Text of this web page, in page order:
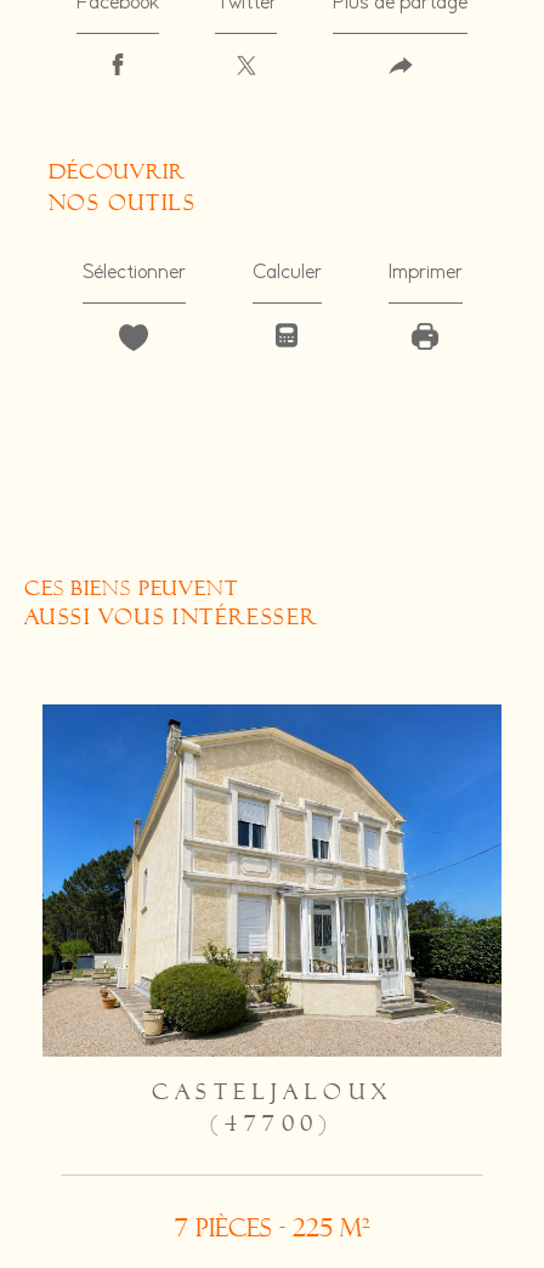
découvrir
nos outils
Sélectionner Calculer Imprimer
CES BIENS PEUVENT
AUSSI VOUS INTÉRESSER
CASTELJALOUX
(47700)
7 pièces - 225 m²